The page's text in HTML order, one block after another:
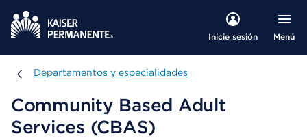
Inicie sesión Menú
Departamentos y especialidades
Departamentos y especialidades
Community Based Adult
Services (CBAS)